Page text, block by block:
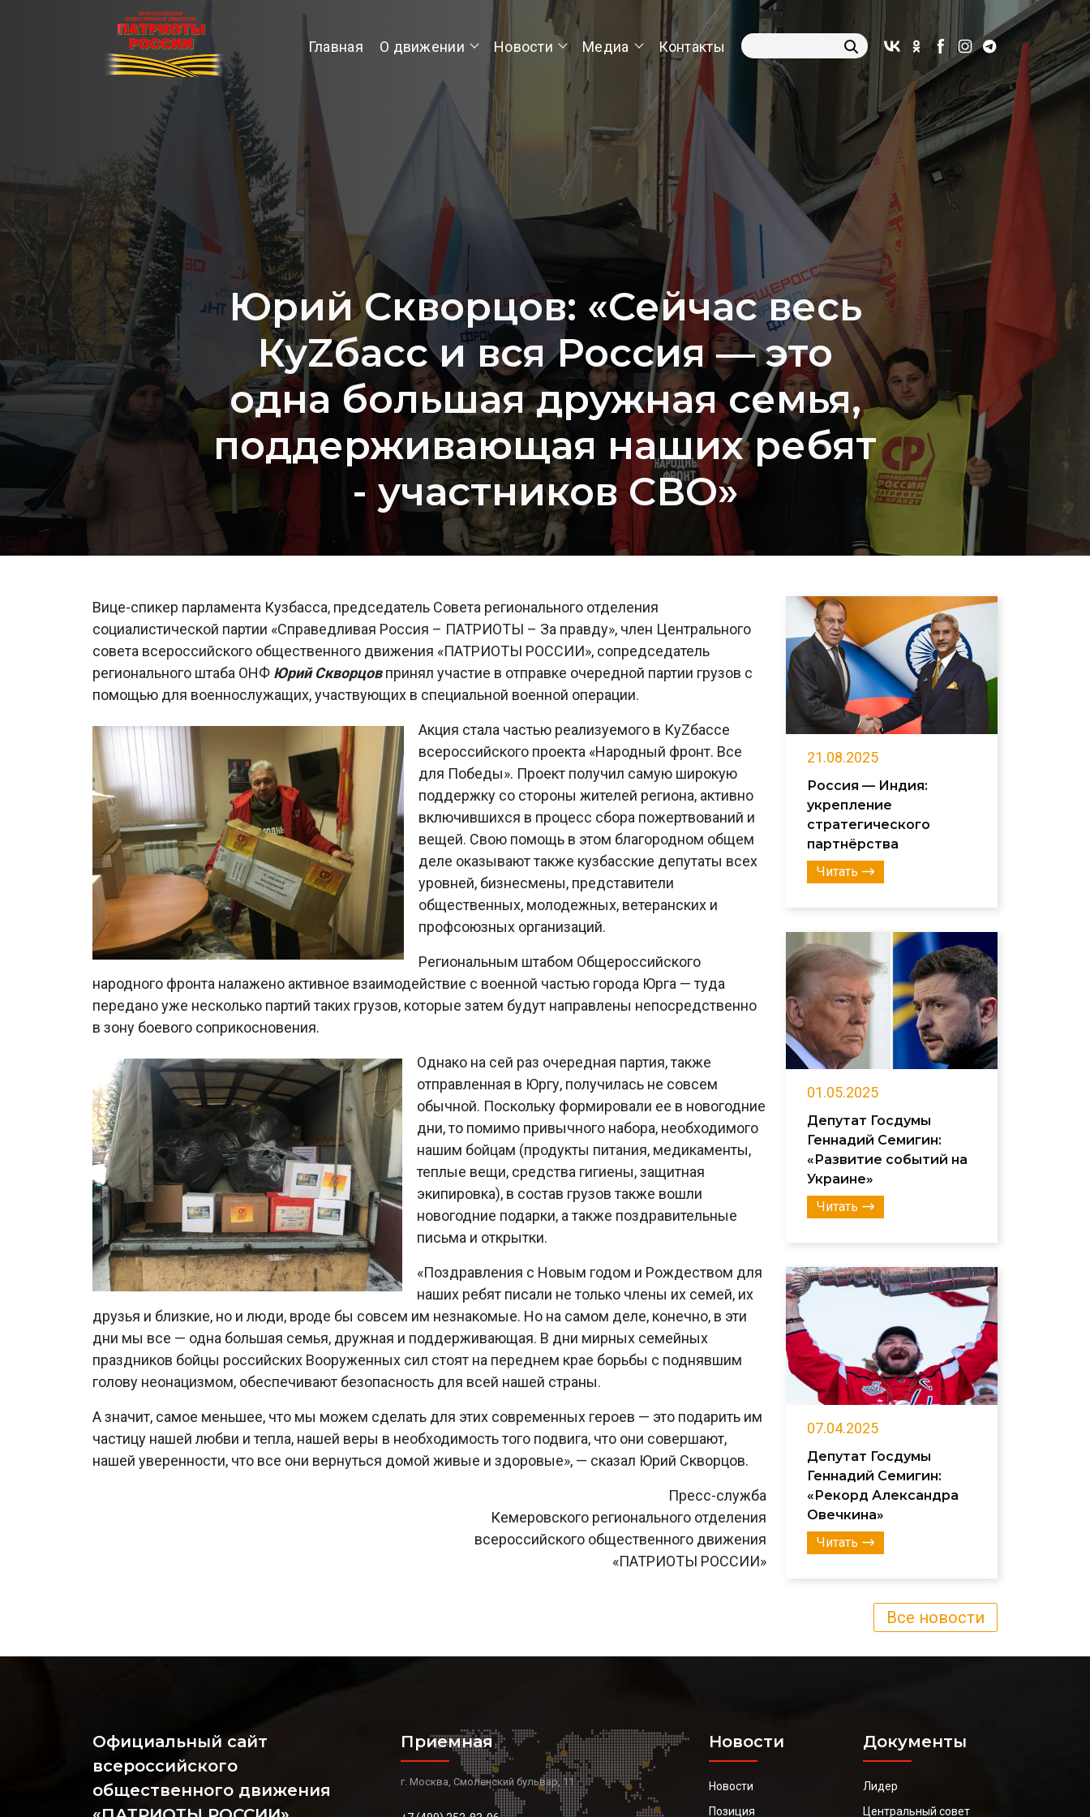
Главная О движении Новости Медиа Контакты
Юрий Скворцов: «Сейчас весь
КуZбасс и вся Россия — это
одна большая дружная семья,
поддерживающая наших ребят
- участников СВО»
Вице-спикер парламента Кузбасса, председатель Совета регионального отделения
социалистической партии «Справедливая Россия – ПАТРИОТЫ – За правду», член Центрального
совета всероссийского общественного движения «ПАТРИОТЫ РОССИИ», сопредседатель
регионального штаба ОНФ Юрий Скворцовпринял участие в отправке очередной партии грузов с
помощью для военнослужащих, участвующих в специальной военной операции.
Акция стала частью реализуемого в КуZбассе
всероссийского проекта «Народный фронт. Все
для Победы». Проект получил самую широкую
поддержку со стороны жителей региона, активно
включившихся в процесс сбора пожертвований и
вещей. Свою помощь в этом благородном общем
деле оказывают также кузбасские депутаты всех
уровней, бизнесмены, представители
общественных, молодежных, ветеранских и
профсоюзных организаций.
Региональным штабом Общероссийского
народного фронта налажено активное взаимодействие с военной частью города Юрга — туда
передано уже несколько партий таких грузов, которые затем будут направлены непосредственно
в зону боевого соприкосновения.
Однако на сей раз очередная партия, также
отправленная в Юргу, получилась не совсем
обычной. Поскольку формировали ее в новогодние
дни, то помимо привычного набора, необходимого
нашим бойцам (продукты питания, медикаменты,
теплые вещи, средства гигиены, защитная
экипировка), в состав грузов также вошли
новогодние подарки, а также поздравительные
письма и открытки.
«Поздравления с Новым годом и Рождеством для
наших ребят писали не только члены их семей, их
друзья и близкие, но и люди, вроде бы совсем им незнакомые. Но на самом деле, конечно, в эти
дни мы все — одна большая семья, дружная и поддерживающая. В дни мирных семейных
праздников бойцы российских Вооруженных сил стоят на переднем крае борьбы с поднявшим
голову неонацизмом, обеспечивают безопасность для всей нашей страны.
А значит, самое меньшее, что мы можем сделать для этих современных героев — это подарить им
частицу нашей любви и тепла, нашей веры в необходимость того подвига, что они совершают,
нашей уверенности, что все они вернуться домой живые и здоровые», — сказал Юрий Скворцов.
Пресс-служба
Кемеровского регионального отделения
всероссийского общественного движения
«ПАТРИОТЫ РОССИИ»
21.08.2025
Россия — Индия:
укрепление
стратегического
партнёрства
Читать
01.05.2025
Депутат Госдумы
Геннадий Семигин:
«Развитие событий на
Украине»
Читать
07.04.2025
Депутат Госдумы
Геннадий Семигин:
«Рекорд Александра
Овечкина»
Читать
Все новости
Официальный сайт
всероссийского
общественного движения
Приемная
г. Москва, Смоленский бульвар, 11
Новости
Новости
Позиция
Документы
Лидер
Центральный совет